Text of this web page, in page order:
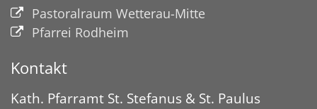
Pastoralraum Wetterau-Mitte
Pfarrei Rodheim
Kontakt
Kath. Pfarramt St. Stefanus & St. Paulus